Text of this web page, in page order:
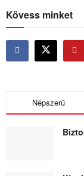
Kövess minket
Népszerű